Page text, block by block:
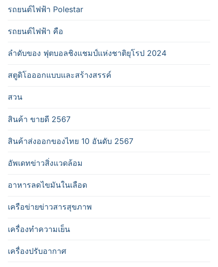
รถยนต์ไฟฟ้า Polestar
รถยนต์ไฟฟ้า คือ
ลำดับของ ฟุตบอลชิงแชมป์แห่งชาติยุโรป 2024
สตูดิโอออกแบบและสร้างสรรค์
สวน
สินค้า ขายดี 2567
สินค้าส่งออกของไทย 10 อันดับ 2567
อัพเดทข่าวสิ่งแวดล้อม
อาหารลดไขมันในเลือด
เครือข่ายข่าวสารสุขภาพ
เครื่องทำความเย็น
เครื่องปรับอากาศ